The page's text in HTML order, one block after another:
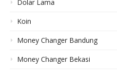
Dolar Lama
Koin
Money Changer Bandung
Money Changer Bekasi